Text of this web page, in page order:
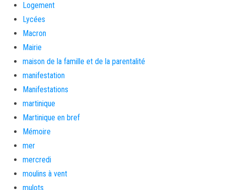
Logement
Lycées
Macron
Mairie
maison de la famille et de la parentalité
manifestation
Manifestations
martinique
Martinique en bref
Mémoire
mer
mercredi
moulins à vent
mulots